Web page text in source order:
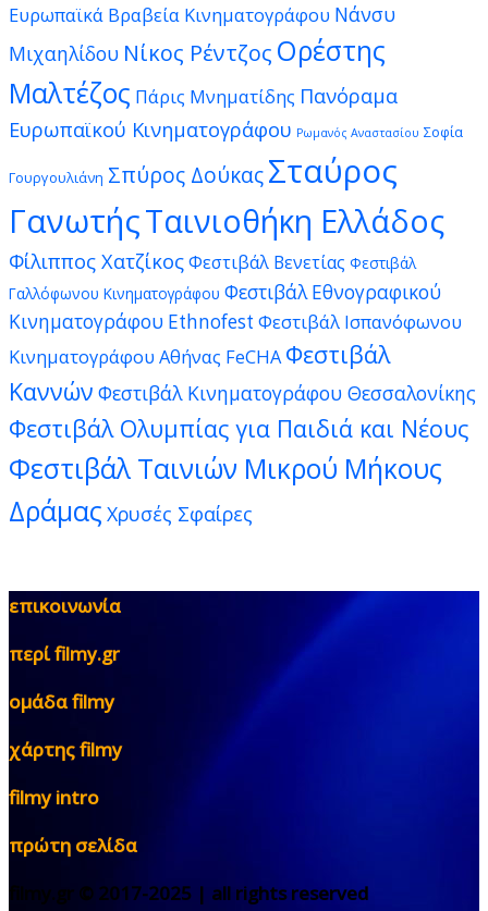
Ευρωπαϊκά Βραβεία Κινηματογράφου Νάνσυ
Μιχαηλίδου Νίκος Ρέντζος Ορέστης
Μαλτέζος Πάρις Μνηματίδης Πανόραμα
Ευρωπαϊκού Κινηματογράφου Ρωμανός Αναστασίου Σοφία
Γουργουλιάνη Σπύρος ΔούκαςΣταύρος
ΓανωτήςΤαινιοθήκη Ελλάδος
Φίλιππος ΧατζίκοςΦεστιβάλ Βενετίας Φεστιβάλ
Γαλλόφωνου Κινηματογράφου Φεστιβάλ Εθνογραφικού
Κινηματογράφου Ethnofest Φεστιβάλ Ισπανόφωνου
Κινηματογράφου Αθήνας FeCHA Φεστιβάλ
Καννών Φεστιβάλ Κινηματογράφου Θεσσαλονίκης
Φεστιβάλ Ολυμπίας για Παιδιά και Νέους
Φεστιβάλ Ταινιών Μικρού Μήκους
Δράμας Χρυσές Σφαίρες
επικοινωνία
περί filmy.gr
ομάδα filmy
χάρτης filmy
filmy intro
πρώτη σελίδα
filmy.gr © 2017-2025 | all rights reserved